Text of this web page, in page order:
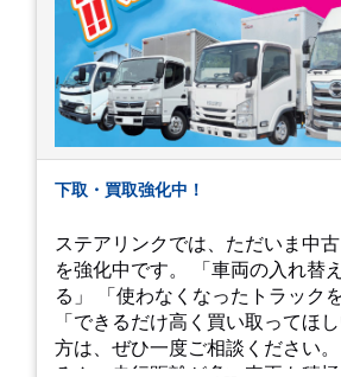
下取・買取強化中！
ステアリンクでは、ただいま中
を強化中です。 「車両の入れ替えを検討してい
る」 「使わなくなったトラック
「できるだけ高く買い取ってほしい」 その
方は、ぜひ一度ご相談ください。 高年式車はもち